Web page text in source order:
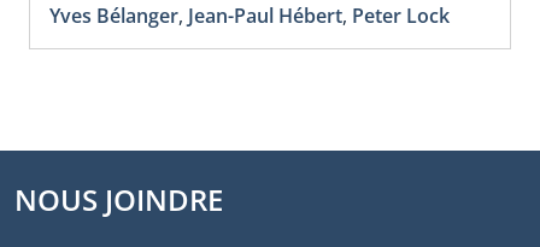
Yves Bélanger, Jean-Paul Hébert, Peter Lock
NOUS JOINDRE